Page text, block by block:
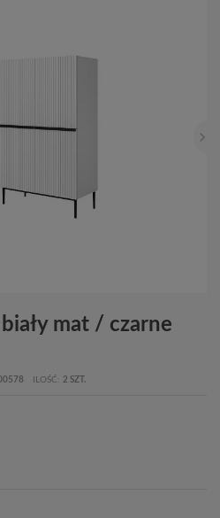
mat / czarne
ILOŚĆ 2 SZT.